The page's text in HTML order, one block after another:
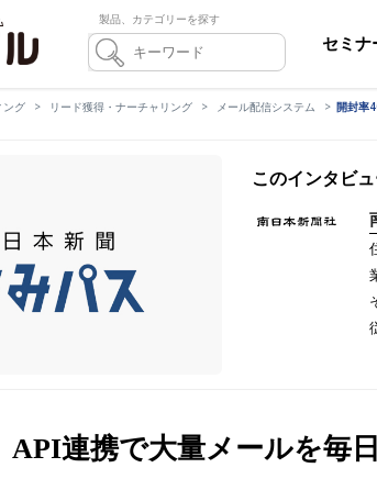
製品、カテゴリーを探す
セミナ
ング リード獲得・ナーチャリング メール配信システム 開封率
このインタビ
API連携で大量メールを毎